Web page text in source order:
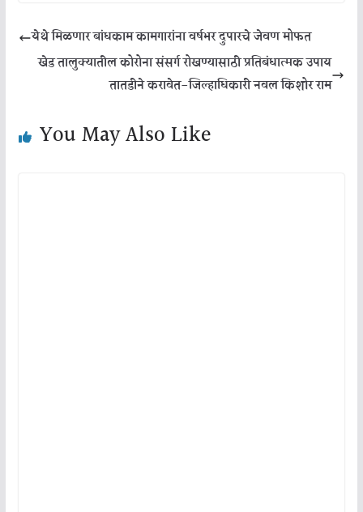
येथे मिळणार बांधकाम कामगारांना वर्षभर दुपारचे जेवण मोफत
खेड तालुक्यातील कोरोना संसर्ग रोखण्यासाठी प्रतिबंधात्मक उपाय
तातडीने करावेत-जिल्हाधिकारी नवल किशोर राम
You May Also Like